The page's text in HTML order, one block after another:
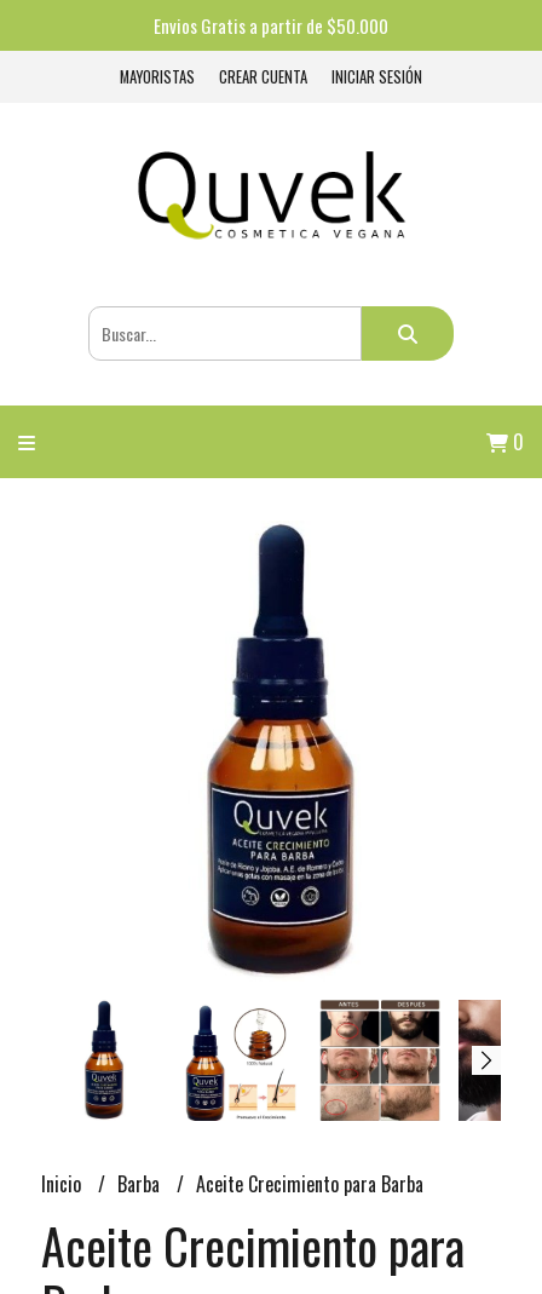
Envios Gratis a partir de $50.000
MAYORISTAS CREAR CUENTA INICIAR SESIÓN
0
Inicio Barba Aceite Crecimiento para Barba
Aceite Crecimiento para